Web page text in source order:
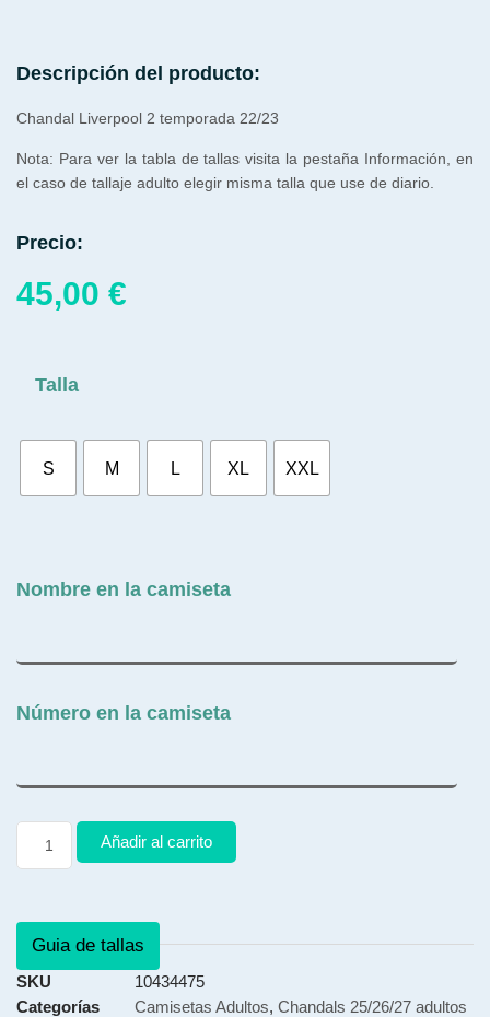
Descripción del producto:
Chandal Liverpool 2 temporada 22/23
Nota: Para ver la tabla de tallas visita la pestaña Información, en
el caso de tallaje adulto elegir misma talla que use de diario.
Precio:
45,00 €
Talla
S M L XL XXL
Nombre en la camiseta
Número en la camiseta
Añadir al carrito
Guia de tallas
SKU
10434475
Categorías
Camisetas Adultos, Chandals 25/26/27 adultos